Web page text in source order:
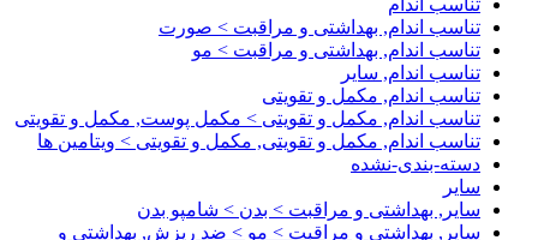
تناسب اندام
تناسب اندام, بهداشتی و مراقبت > صورت
تناسب اندام, بهداشتی و مراقبت > مو
تناسب اندام, سایر
تناسب اندام, مکمل و تقویتی
تناسب اندام, مکمل و تقویتی > مکمل پوست, مکمل و تقویتی
تناسب اندام, مکمل و تقویتی, مکمل و تقویتی > ویتامین ها
دسته-بندی-نشده
سایر
سایر, بهداشتی و مراقبت > بدن > شامپو بدن
سایر, بهداشتی و مراقبت > مو > ضد ریزش, بهداشتی و